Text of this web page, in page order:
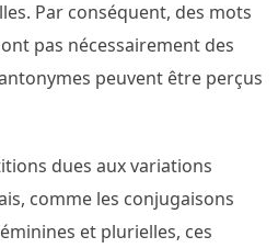
Par conséquent, des mots
pas nécessairement des
peuvent être perçus
dues aux variations
comme les conjugaisons
et plurielles, ces